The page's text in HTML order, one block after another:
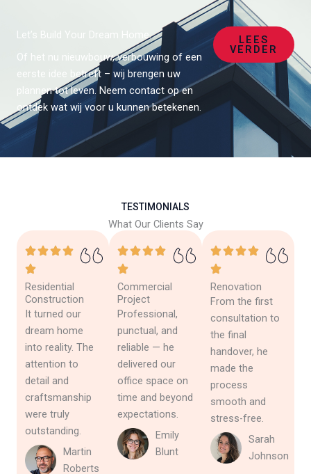
Let’s Build Your Dream Home.
Of het nu nieuwbouw, verbouwing of een
eerste idee betreft – wij brengen uw
plannen tot leven. Neem contact op en
ontdek wat wij voor u kunnen betekenen.
LEES
VERDER
TESTIMONIALS
What Our Clients Say
Residential
Construction
It turned our
dream home
into reality. The
attention to
detail and
craftsmanship
were truly
outstanding.
Martin
Roberts
Commercial
Project
Professional,
punctual, and
reliable — he
delivered our
office space on
time and beyond
expectations.
Emily
Blunt
Renovation
From the first
consultation to
the final
handover, he
made the
process
smooth and
stress-free.
Sarah
Johnson